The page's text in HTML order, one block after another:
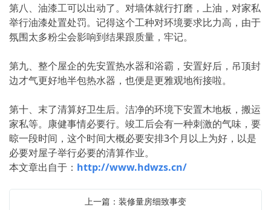
第八、油漆工可以出动了。对墙体就行打磨，上油，对家私
举行油漆处置处罚。记得这个工种对环境要求比力高，由于
氛围太多粉尘会影响到结果跟质量，牢记。
第九、整个屋企的先安置热水器和浴霸，安置好后，吊顶封
边才气更好地半包热水器，也便是更雅观地衔接啦。
第十、末了清算好卫生后。洁净的环境下安置木地板，搬运
家私等。康健事情必要行。竣工后会有一种刺激的气味，要
晾一段时间，这个时间大概必要安排3个月以上为好，以是
必要对屋子举行必要的清算作业。
本文章出自于： http://www.hdwzs.cn/
上一篇：装修量房细致事变